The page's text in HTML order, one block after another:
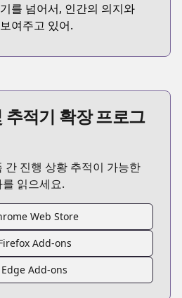
를 넘어서, 인간의 의지와
여주고 있어.
추적기 확장 프로그
간 진행 상황 추적이 가능한
읽으세요.
Web Store
Add-ons
Edge Add-ons